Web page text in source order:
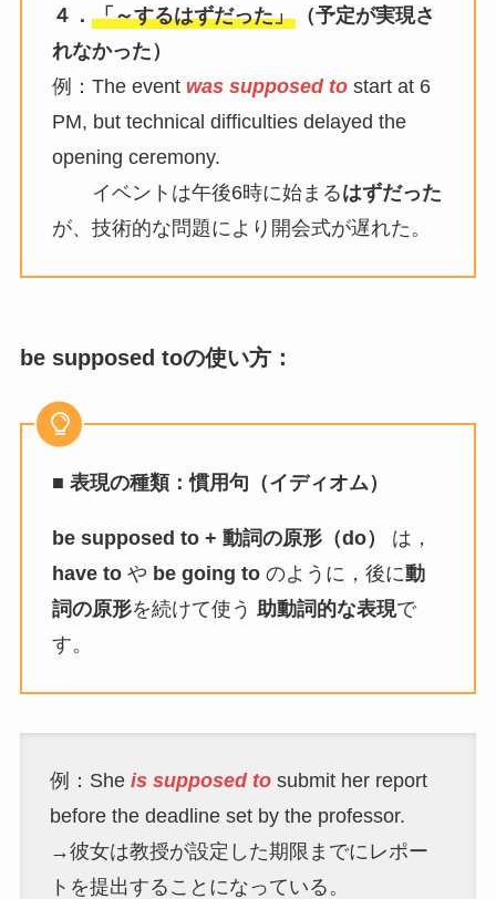
４． 「～するはずだった」（予定が実現さ
れなかった）
例：The event was supposed tostart at 6
PM, but technical difficulties delayed the
opening ceremony.
イベントは午後6時に始まるはずだった
が、技術的な問題により開会式が遅れた。
be supposed toの使い方：
■ 表現の種類：慣用句（イディオム）
be supposed to + 動詞の原形（do）
は，
have toや be going toのように，後に動
詞の原形を続けて使う 助動詞的な表現で
す。
例：She is supposed tosubmit her report
before the deadline set by the professor.
→彼女は教授が設定した期限までにレポー
トを提出することになっている。